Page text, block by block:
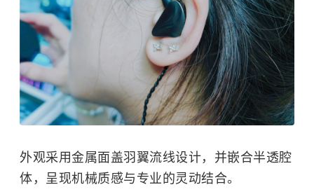
外观采用金属面盖羽翼流线设计，并嵌合半透腔
体，呈现机械质感与专业的灵动结合。